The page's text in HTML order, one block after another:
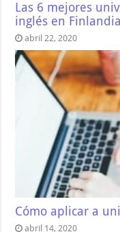
Las 6 mejores
inglés en Finlandia
abril 22, 2020
Cómo aplicar a
abril 14, 2020